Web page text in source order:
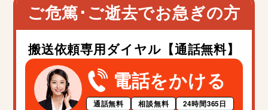
ご危篤･ご逝去でお急ぎの方
搬送依頼専用ダイヤル【通話無料】
電話をかける
通話無料 相談無料 24時間365日